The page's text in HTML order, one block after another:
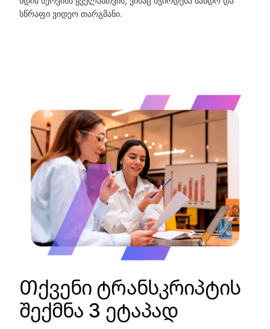
სწრაფი ვიდეო თარგმანი.
Თქვენი ტრანსკრიპტის
შექმნა 3 ეტაპად